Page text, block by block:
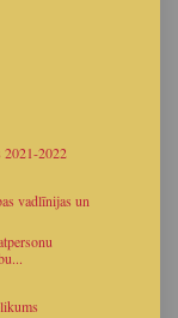
2021-2022
vadlīnijas un